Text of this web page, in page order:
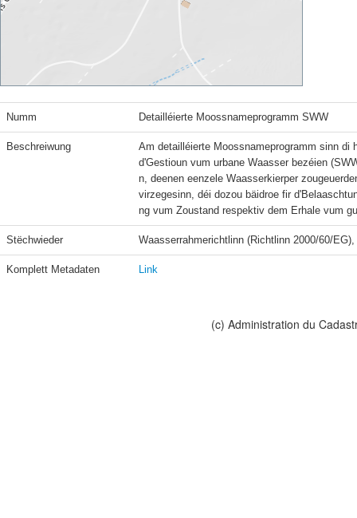
Numm Detailléierte Moossnameprogramm SWW
Beschreiwung
Am detailléierte Moossnameprogramm sinn di
d'Gestioun vum urbane Waasser bezéien
n, deenen eenzele Waasserkierper
virzegesinn, déi dozou bäidroe fir
ng vum Zoustand respektiv dem Erhale vum
Stëchwieder Waasserrahmerichtlinn (Richtlinn 2000/60/
Komplett Metadaten Link
(c) Administration du